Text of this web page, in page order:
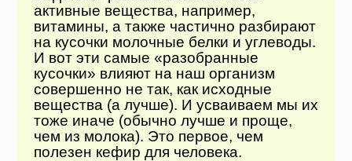
активные вещества, например,
витамины, а также частично разбирают
на кусочки молочные белки и углеводы.
И вот эти самые «разобранные
кусочки» влияют на наш организм
совершенно не так, как исходные
вещества (а лучше). И усваиваем мы их
тоже иначе (обычно лучше и проще,
чем из молока). Это первое, чем
полезен кефир для человека.